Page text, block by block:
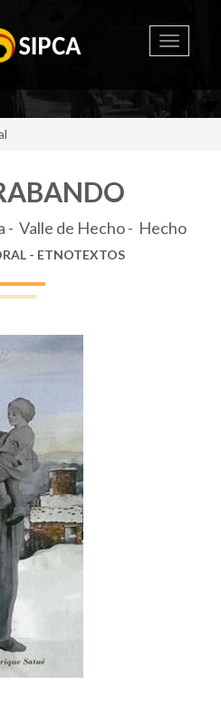
Toggle
- Valle de Hecho - Hecho
- ETNOTEXTOS